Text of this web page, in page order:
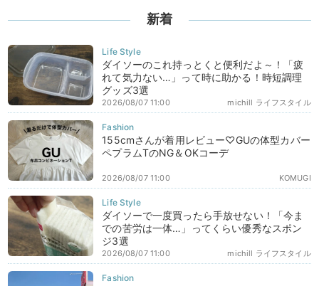
新着
ダイソーのこれ持っとくと便利だよ～！「疲
れて気力ない…」って時に助かる！時短調理
グッズ3選
michill ライフスタイル
2026/08/07 11:00
155cmさんが着用レビュー♡GUの体型カバー
ペプラムTのNG＆OKコーデ
KOMUGI
2026/08/07 11:00
ダイソーで一度買ったら手放せない！「今ま
での苦労は一体…」ってくらい優秀なスポン
ジ3選
michill ライフスタイル
2026/08/07 11:00